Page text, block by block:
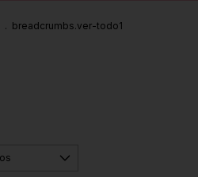
. breadcrumbs.ver-todo1